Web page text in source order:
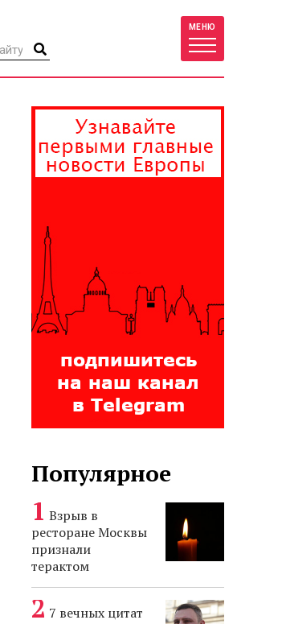
МЕНЮ
Популярное
Взрыв в
ресторане Москвы
признали
терактом
7 вечных цитат